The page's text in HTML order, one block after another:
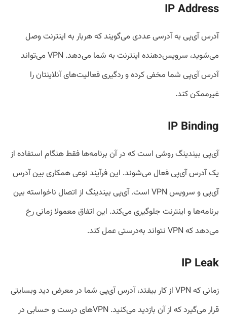
IP Address
آدرس آی‌پی به آدرسی عددی می‌گویند که هربار به اینترنت وصل
می‌شوید، سرویس‌دهنده اینترنت به شما می‌دهد. VPN می‌تواند
آدرس آی‌پی شما مخفی کرده و ردگیری فعالیت‌های آنلاینتان را
غیرممکن کند.
IP Binding
آی‌پی بیندینگ روشی است که در آن برنامه‌ها فقط هنگام استفاده از
یک آدرس آی‌پی فعال می‌شوند. این فرآیند نوعی همکاری بین آدرس
آی‌پی و سرویس VPN است. آی‌پی بیندینگ از اتصال ناخواسته بین
برنامه‌ها و اینترنت جلوگیری می‌کند. این اتفاق معمولا زمانی رخ
می‌دهد که VPN نتواند به‌درستی عمل کند.
IP Leak
زمانی که VPN از کار بیفتد، آدرس آی‌پی شما در معرض دید وبسایتی
قرار می‌گیرد که از آن بازدید می‌کنید. VPNهای درست و حسابی در